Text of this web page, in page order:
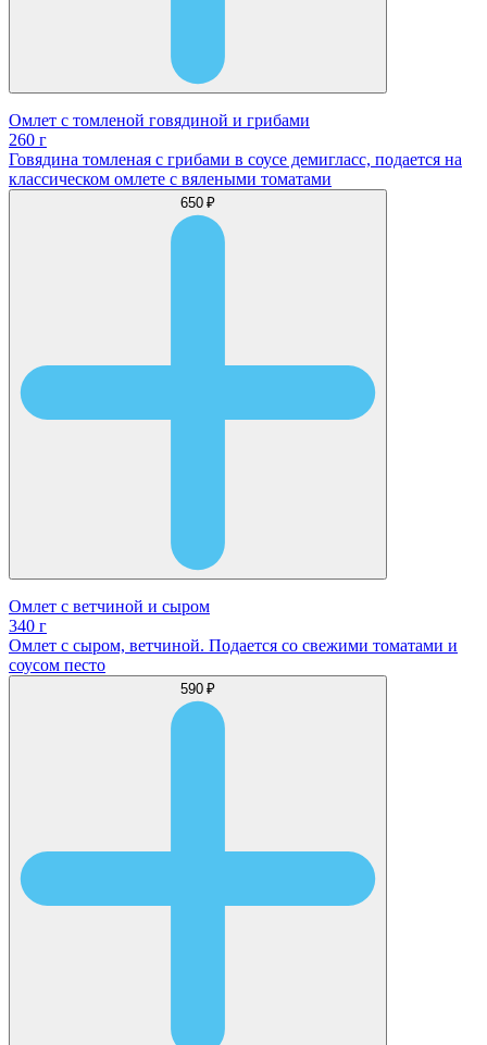
Омлет с томленой говядиной и грибами
260 г
Говядина томленая с грибами в соусе демигласс, подается на
классическом омлете с вялеными томатами
650 ₽
Омлет с ветчиной и сыром
340 г
Омлет с сыром, ветчиной. Подается со свежими томатами и
соусом песто
590 ₽